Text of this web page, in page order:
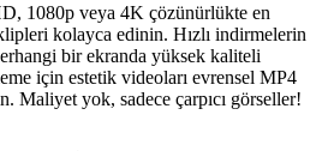
1080p veya 4K çözünürlükte en
kolayca edinin. Hızlı indirmelerin
bir ekranda yüksek kaliteli
için estetik videoları evrensel MP4
Maliyet yok, sadece çarpıcı görseller!